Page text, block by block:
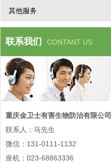
其他服务
联系我们 CONTANT US
重庆金卫士有害生物防治有限公司
联系人：马先生
微信：131-0111-1132
座机：023-68863336